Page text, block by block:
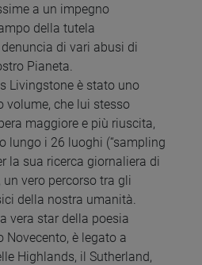
a un impegno
della tutela
denuncia di vari abusi di
Pianeta.
Livingstone è stato uno
volume, che lui stesso
maggiore e più riuscita,
lungo i 26 luoghi (“sampling
la sua ricerca giornaliera di
vero percorso tra gli
della nostra umanità.
vera star della poesia
Novecento, è legato a
Highlands, il Sutherland,